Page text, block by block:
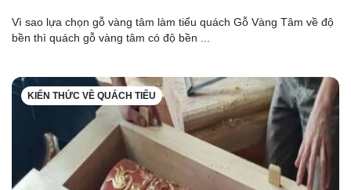
Vì sao lựa chọn gỗ vàng tâm làm tiểu quách Gỗ Vàng Tâm về độ
bền thì quách gỗ vàng tâm có độ bền ...
KIẾN THỨC VỀ QUÁCH TIỂU